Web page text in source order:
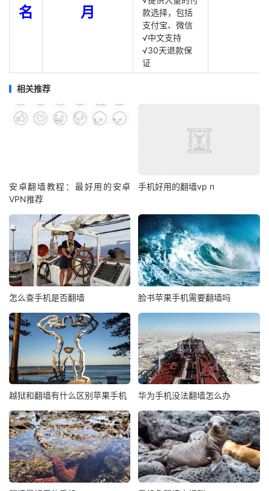
名
月
款选择，包括
支付宝、微信
√中文支持
√30天退款保
证
相关推荐
安卓翻墙教程：最好用的安卓
VPN推荐
手机好用的翻墙vp n
怎么查手机是否翻墙 脸书苹果手机需要翻墙吗
越狱和翻墙有什么区别苹果手机 华为手机没法翻墙怎么办